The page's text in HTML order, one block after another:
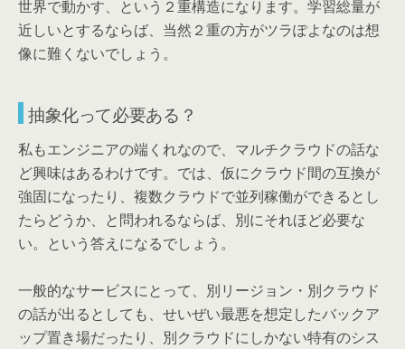
世界で動かす、という２重構造になります。学習総量が
近しいとするならば、当然２重の方がツラぽよなのは想
像に難くないでしょう。
抽象化って必要ある？
私もエンジニアの端くれなので、マルチクラウドの話な
ど興味はあるわけです。では、仮にクラウド間の互換が
強固になったり、複数クラウドで並列稼働ができるとし
たらどうか、と問われるならば、別にそれほど必要な
い。という答えになるでしょう。
一般的なサービスにとって、別リージョン・別クラウド
の話が出るとしても、せいぜい最悪を想定したバックア
ップ置き場だったり、別クラウドにしかない特有のシス